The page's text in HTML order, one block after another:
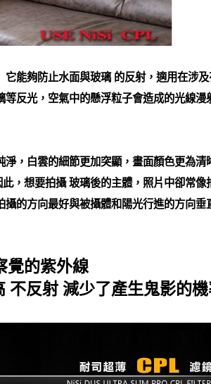
能夠防止水面與玻璃 的反射，適用在涉
反光，空氣中的懸浮粒子會造成的光線
，白雲的細節更加突顯，畫面顏色更為
，想要拍攝 玻璃後的主體，照片中卻常
的方向最好與被攝體和陽光行進的方向垂
覺的紫外線
不反射 減少了產生鬼影的